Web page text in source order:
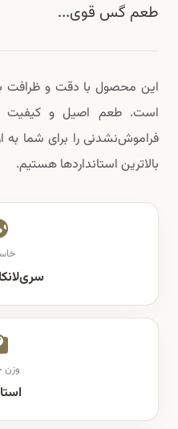
طعم گس قوی...
این محصول با دقت و ظرافت
است. طعم اصیل و کیفیت
فراموش‌نشدنی را برای شما به
بالاترین استانداردها هستیم.